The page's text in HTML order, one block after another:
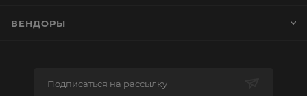
ВЕНДОРЫ
Подписаться на рассылку